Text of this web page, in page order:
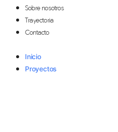
Sobre nosotros
Trayectoria
Contacto
Inicio
Proyectos